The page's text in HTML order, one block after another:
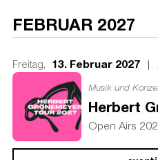
FEBRUAR 2027
Freitag, 13. Februar 2027 |
Musik und
Herbert
Open Airs